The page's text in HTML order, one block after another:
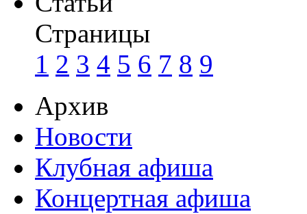
Страницы
1 2 3 4 5 6 7 8 9
Архив
Новости
Клубная афиша
Концертная афиша